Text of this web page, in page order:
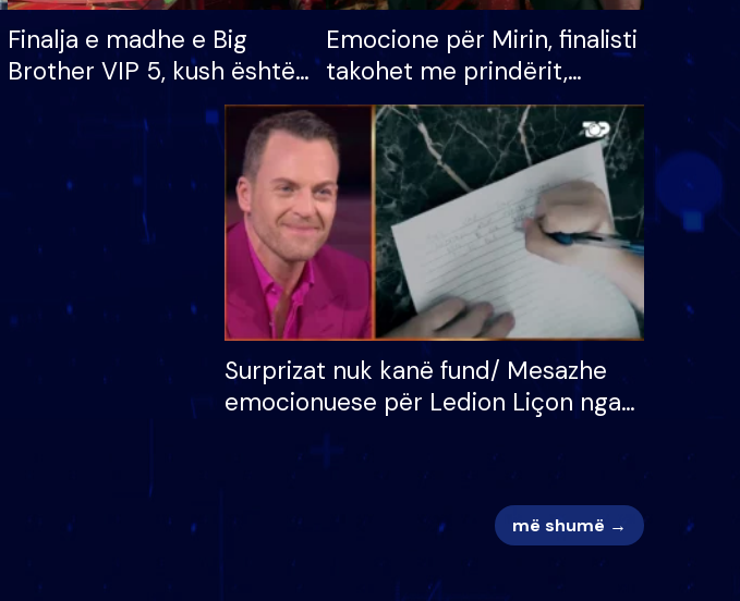
Finalja e madhe e Big
Brother VIP 5, kush është
banori i parë që lë shtëpinë
dhe humb mundësinë për
të fituar çmimin e madh
Emocione për Mirin, finalisti
takohet me prindërit,
vajzën dhe bashkëshorten:
S’kemi ndonjë letër divorci
apo jo?
Surprizat nuk kanë fund/ Mesazhe
emocionuese për Ledion Liçon nga
më shumë →